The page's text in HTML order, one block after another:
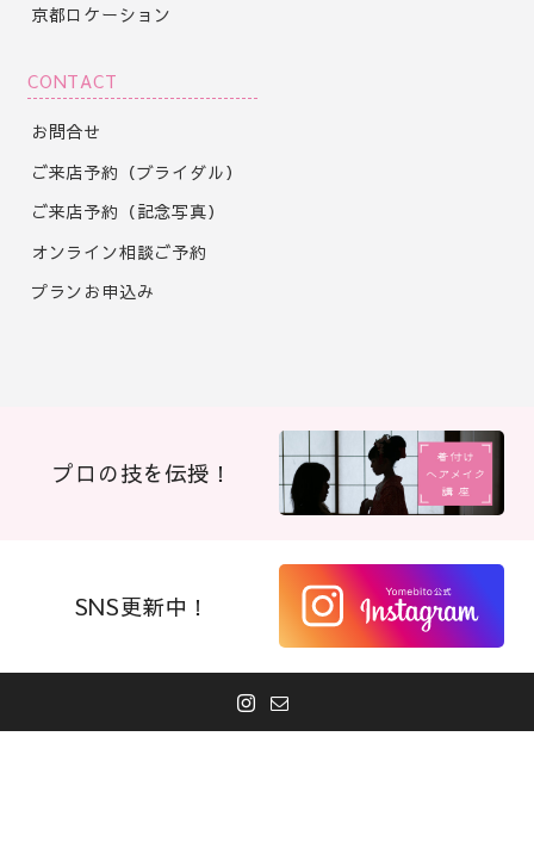
京都ロケーション
CONTACT
お問合せ
ご来店予約（ブライダル）
ご来店予約（記念写真）
オンライン相談ご予約
プランお申込み
プロの技を伝授！
SNS更新中！
お問合せ